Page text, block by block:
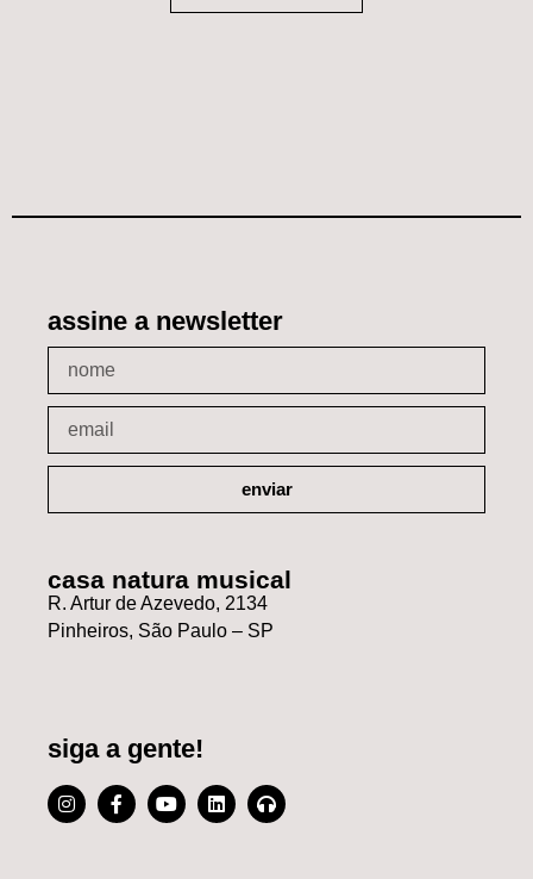
assine a newsletter
enviar
casa natura musical
R. Artur de Azevedo, 2134
Pinheiros, São Paulo – SP
siga a gente!